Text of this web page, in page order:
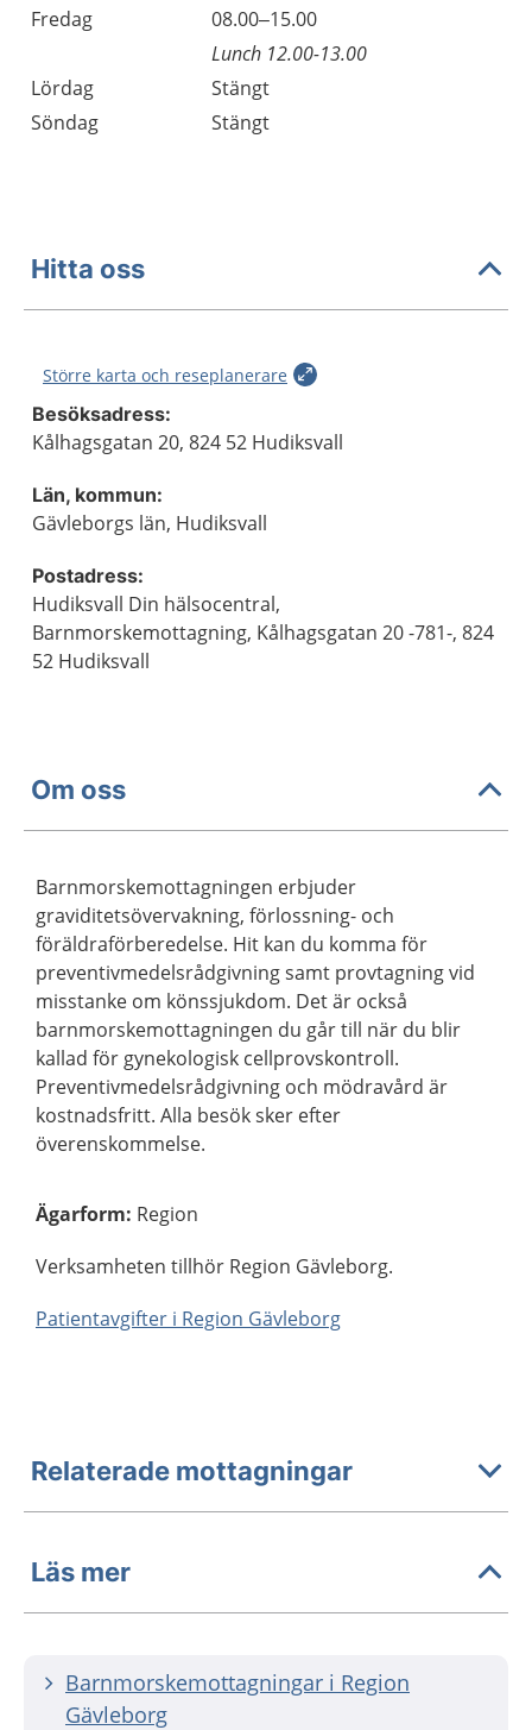
Fredag
08.00–15.00
Lunch 12.00-13.00
Lördag
Stängt
Söndag
Stängt
Hitta oss
Större karta och reseplanerare
Besöksadress:
Kålhagsgatan 20, 824 52 Hudiksvall
Län, kommun:
Gävleborgs län, Hudiksvall
Postadress:
Hudiksvall Din hälsocentral,
Barnmorskemottagning, Kålhagsgatan 20 -781-, 824
52 Hudiksvall
Om oss
Barnmorskemottagningen erbjuder
graviditetsövervakning, förlossning- och
föräldraförberedelse. Hit kan du komma för
preventivmedelsrådgivning samt provtagning vid
misstanke om könssjukdom. Det är också
barnmorskemottagningen du går till när du blir
kallad för gynekologisk cellprovskontroll.
Preventivmedelsrådgivning och mödravård är
kostnadsfritt. Alla besök sker efter
överenskommelse.
Ägarform: Region
Verksamheten tillhör Region Gävleborg.
Patientavgifter i Region Gävleborg
Relaterade mottagningar
Läs mer
Barnmorskemottagningar i Region
Gävleborg